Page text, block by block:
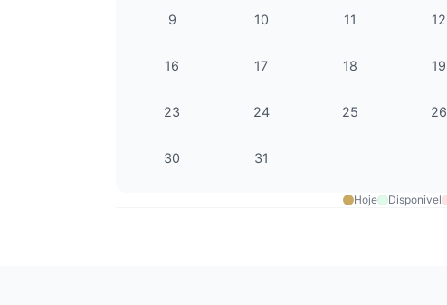
9 10 11 12
16 17 18 19
23 24 25 26
30 31
Hoje Disponivel